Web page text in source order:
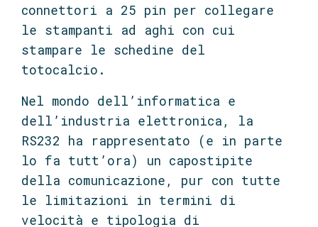
connettori a 25 pin per collegare
le stampanti ad aghi con cui
stampare le schedine del
totocalcio.
Nel mondo dell’informatica e
dell’industria elettronica, la
RS232 ha rappresentato (e in parte
lo fa tutt’ora) un capostipite
della comunicazione, pur con tutte
le limitazioni in termini di
velocità e tipologia di